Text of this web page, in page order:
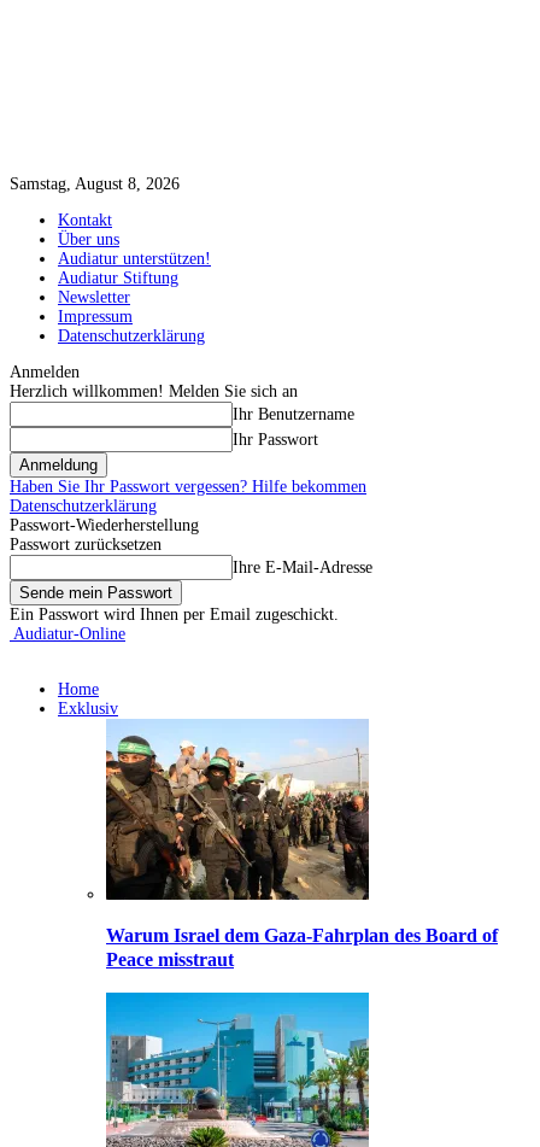
Samstag, August 8, 2026
Kontakt
Über uns
Audiatur unterstützen!
Audiatur Stiftung
Newsletter
Impressum
Datenschutzerklärung
Anmelden
Herzlich willkommen! Melden Sie sich an
Ihr Benutzername
Ihr Passwort
Haben Sie Ihr Passwort vergessen? Hilfe bekommen
Datenschutzerklärung
Passwort-Wiederherstellung
Passwort zurücksetzen
Ihre E-Mail-Adresse
Ein Passwort wird Ihnen per Email zugeschickt.
Audiatur-Online
Home
Exklusiv
Warum Israel dem Gaza-Fahrplan des Board of
Peace misstraut